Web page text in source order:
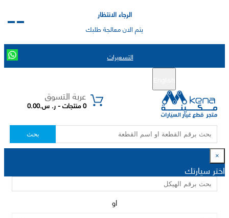
الرجاء الانتظار
يتم الان معالجة طلبك
التسعيرات
عربة التسوق
0 منتجات - ر. س.0.00
بحث
×
اختر سيارتك
او